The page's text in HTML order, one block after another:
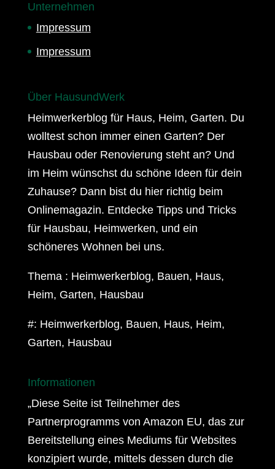
Unternehmen
Impressum
Impressum
Über HausundWerk
Heimwerkerblog für Haus, Heim, Garten. Du
wolltest schon immer einen Garten? Der
Hausbau oder Renovierung steht an? Und
im Heim wünschst du schöne Ideen für dein
Zuhause? Dann bist du hier richtig beim
Onlinemagazin. Entdecke Tipps und Tricks
für Hausbau, Heimwerken, und ein
schöneres Wohnen bei uns.
Thema : Heimwerkerblog, Bauen, Haus,
Heim, Garten, Hausbau
#: Heimwerkerblog, Bauen, Haus, Heim,
Garten, Hausbau
Informationen
„Diese Seite ist Teilnehmer des
Partnerprogramms von Amazon EU, das zur
Bereitstellung eines Mediums für Websites
konzipiert wurde, mittels dessen durch die